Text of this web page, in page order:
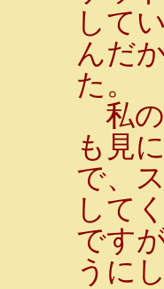
して
んだ
た。
私の
も見
で、
して
です
うに